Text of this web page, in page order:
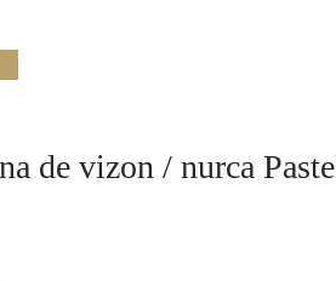
de vizon / nurca